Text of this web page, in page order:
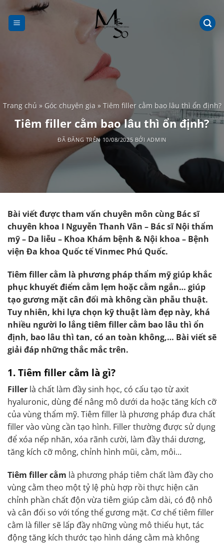
Chuyển
đến
nội
Trang chủ » Góc chuyên gia » Tiêm filler cằm bao lâu thì ổn định?
Tiêm filler cằm bao lâu thì ổn định?
ĐÃ ĐĂNG TRÊN 10/08/2025 BỞI ADMIN
Bài viết được tham vấn chuyên môn cùng Bác sĩ
chuyên khoa I Nguyễn Thanh Vân – Bác sĩ Nội thẩm
mỹ – Da liễu – Khoa Khám bệnh & Nội khoa – Bệnh
viện Đa khoa Quốc tế Vinmec Phú Quốc.
Tiêm filler cằm là phương pháp thẩm mỹ giúp khắc
phục khuyết điểm cằm lẹm hoặc cằm ngắn… giúp
tạo gương mặt cân đối mà không cần phẫu thuật.
Tuy nhiên, khi lựa chọn kỹ thuật làm đẹp này, khá
nhiều người lo lắng tiêm filler cằm bao lâu thì ổn
định, bao lâu thì tan, có an toàn không,… Bài viết sẽ
giải đáp những thắc mắc trên.
1. Tiêm filler cằm là gì?
Filler là chất làm đầy sinh học, có cấu tạo từ axit
hyaluronic, dùng để nâng mô dưới da hoặc tăng kích cỡ
của vùng thẩm mỹ. Tiêm filler là phương pháp đưa chất
filler vào vùng cần tạo hình. Filler thường được sử dụng
để xóa nếp nhăn, xóa rãnh cười, làm đầy thái dương,
tăng kích cỡ mông, chỉnh hình mũi, cằm, môi…
Tiêm filler cằm là phương pháp tiêm chất làm đầy cho
vùng cằm theo một tỷ lệ phù hợp rồi thực hiện căn
chỉnh phần chất độn vừa tiêm giúp cằm dài, có độ nhô
và cân đối so với tổng thể gương mặt. Cơ chế tiêm filler
cằm là filler sẽ lấp đầy những vùng mô thiếu hụt, tác
động tăng kích thước tạo hình dáng cằm mà không